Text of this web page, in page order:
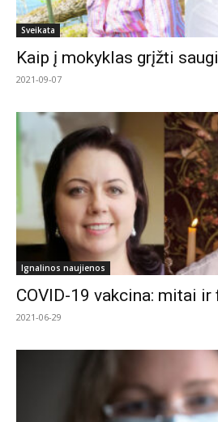
Sveikata
Kaip į mokyklas grįžti
2021-09-07
Ignalinos naujienos
COVID-19 vakcina: mitai ir
2021-06-29